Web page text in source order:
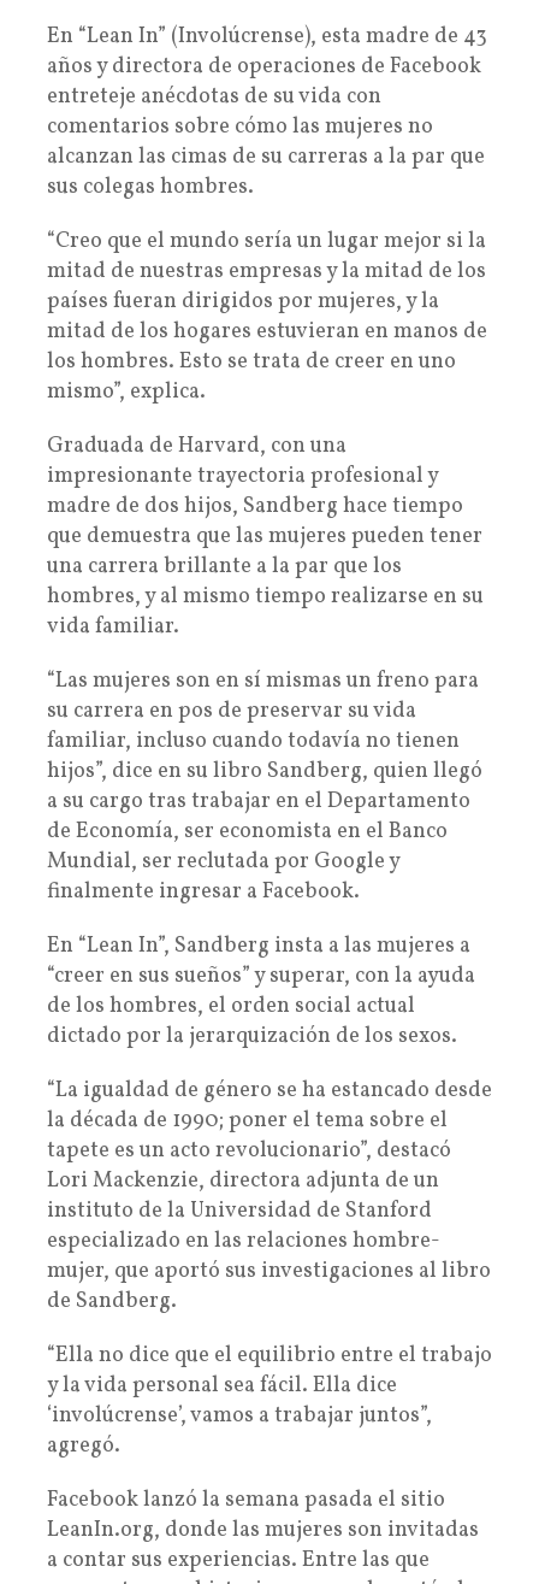
En “Lean In” (Involúcrense), esta madre de 43
años y directora de operaciones de Facebook
entreteje anécdotas de su vida con
comentarios sobre cómo las mujeres no
alcanzan las cimas de su carreras a la par que
sus colegas hombres.
“Creo que el mundo sería un lugar mejor si la
mitad de nuestras empresas y la mitad de los
países fueran dirigidos por mujeres, y la
mitad de los hogares estuvieran en manos de
los hombres. Esto se trata de creer en uno
mismo”, explica.
Graduada de Harvard, con una
impresionante trayectoria profesional y
madre de dos hijos, Sandberg hace tiempo
que demuestra que las mujeres pueden tener
una carrera brillante a la par que los
hombres, y al mismo tiempo realizarse en su
vida familiar.
“Las mujeres son en sí mismas un freno para
su carrera en pos de preservar su vida
familiar, incluso cuando todavía no tienen
hijos”, dice en su libro Sandberg, quien llegó
a su cargo tras trabajar en el Departamento
de Economía, ser economista en el Banco
Mundial, ser reclutada por Google y
finalmente ingresar a Facebook.
En “Lean In”, Sandberg insta a las mujeres a
“creer en sus sueños” y superar, con la ayuda
de los hombres, el orden social actual
dictado por la jerarquización de los sexos.
“La igualdad de género se ha estancado desde
la década de 1990; poner el tema sobre el
tapete es un acto revolucionario”, destacó
Lori Mackenzie, directora adjunta de un
instituto de la Universidad de Stanford
especializado en las relaciones hombre-
mujer, que aportó sus investigaciones al libro
de Sandberg.
“Ella no dice que el equilibrio entre el trabajo
y la vida personal sea fácil. Ella dice
‘involúcrense’, vamos a trabajar juntos”,
agregó.
Facebook lanzó la semana pasada el sitio
LeanIn.org, donde las mujeres son invitadas
a contar sus experiencias. Entre las que